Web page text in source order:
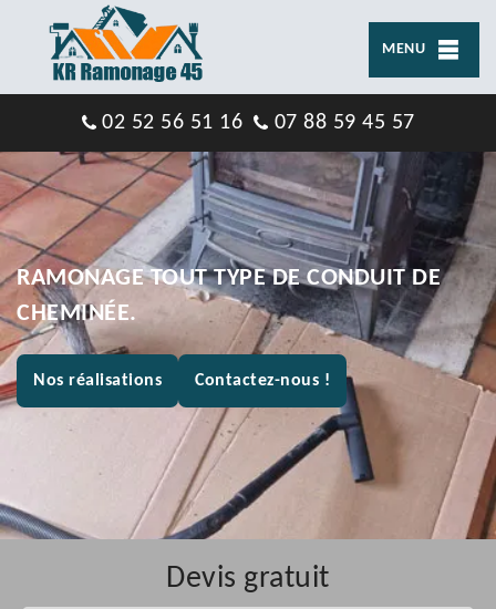
MENU
02 52 56 51 16 07 88 59 45 57
RAMONAGE TOUT TYPE DE CONDUIT DE
CHEMINÉE.
Nos réalisations Contactez-nous !
Devis gratuit